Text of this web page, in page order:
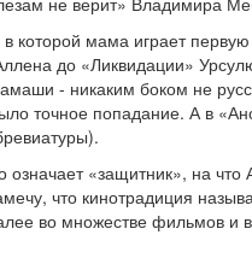
мама играет
до «Ликвидации»
- никаким боком не
точное попадание. А в
«защитник», на что
что кинотрадиция
во множестве фильмов и